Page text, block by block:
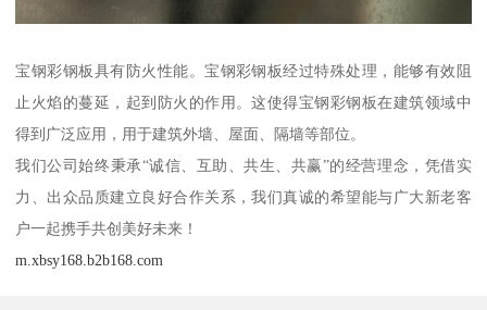
宝钢彩钢板具有防火性能。宝钢彩钢板经过特殊处理，能够有效阻
止火焰的蔓延，起到防火的作用。这使得宝钢彩钢板在建筑领域中
得到广泛应用，用于建筑外墙、屋面、隔墙等部位。
我们公司始终秉承“诚信、互助、共生、共赢”的经营理念，凭借实
力、出众品质建立良好合作关系，我们真诚的希望能与广大新老客
户一起携手共创美好未来！
m.xbsy168.b2b168.com